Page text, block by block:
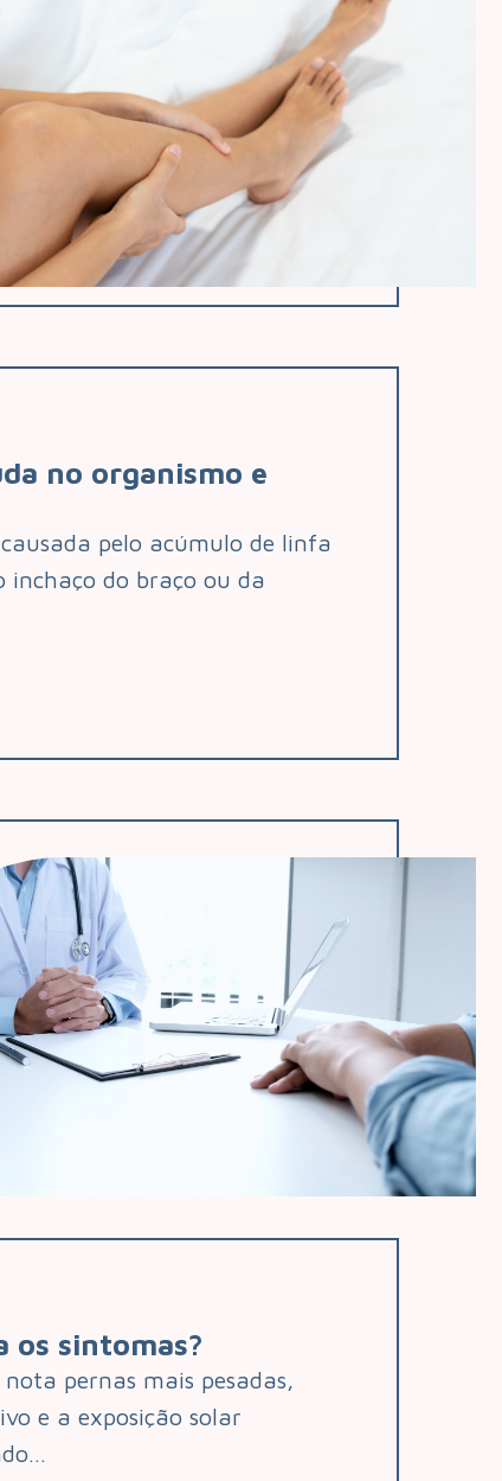
no organismo e
pelo acúmulo de linfa
inchaço do braço ou da
os sintomas?
pernas mais pesadas,
e a exposição solar